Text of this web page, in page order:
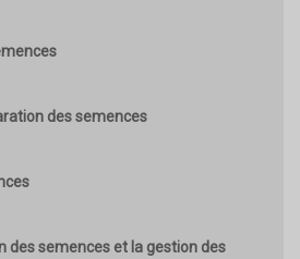
des semences
des semences et la gestion des